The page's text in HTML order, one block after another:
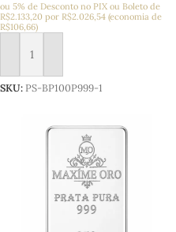
ou 5% de Desconto no PIX ou Boleto de
R$2.133,20 por R$2.026,54 (economia de
R$106,66)
Adicionar ao carrinho
SKU: PS-BP100P999-1